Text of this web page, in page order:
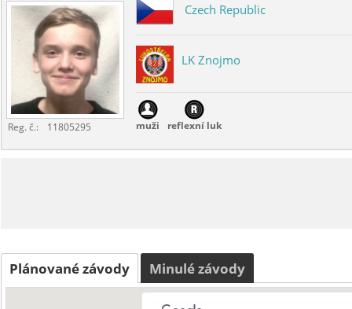
Reg. č.: 11805295
Czech Republic
LK Znojmo
muži reflexní luk
Plánované závody Minulé závody